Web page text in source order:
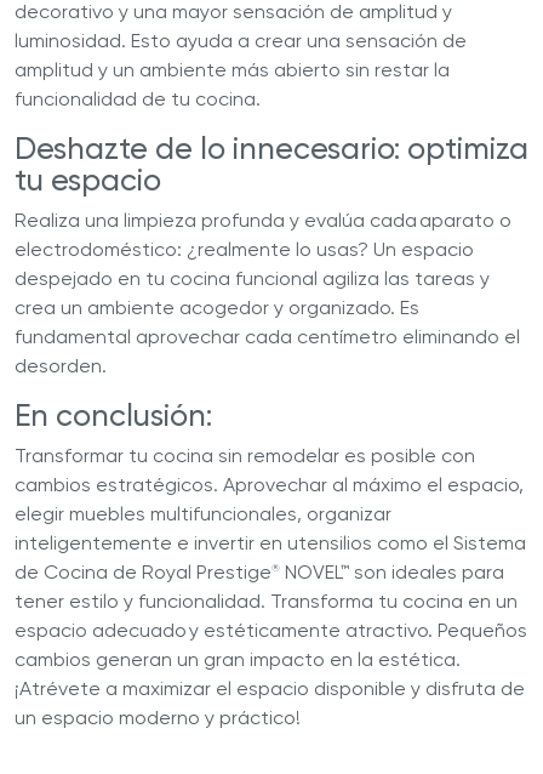
decorativo y una mayor sensación de amplitud y
luminosidad. Esto ayuda a crear una sensación de
amplitud y un ambiente más abierto sin restar la
funcionalidad de tu cocina.
Deshazte de lo innecesario: optimiza
tu espacio
Realiza una limpieza profunda y evalúa cada aparato o
electrodoméstico: ¿realmente lo usas? Un espacio
despejado en tu cocina funcional agiliza las tareas y
crea un ambiente acogedor y organizado. Es
fundamental aprovechar cada centímetro eliminando el
desorden.
En conclusión:
Transformar tu cocina sin remodelar es posible con
cambios estratégicos. Aprovechar al máximo el espacio,
elegir muebles multifuncionales, organizar
inteligentemente e invertir en utensilios como el Sistema
de Cocina de Royal Prestige® NOVEL™ son ideales para
tener estilo y funcionalidad. Transforma tu cocina en un
espacio adecuado y estéticamente atractivo. Pequeños
cambios generan un gran impacto en la estética.
¡Atrévete a maximizar el espacio disponible y disfruta de
un espacio moderno y práctico!